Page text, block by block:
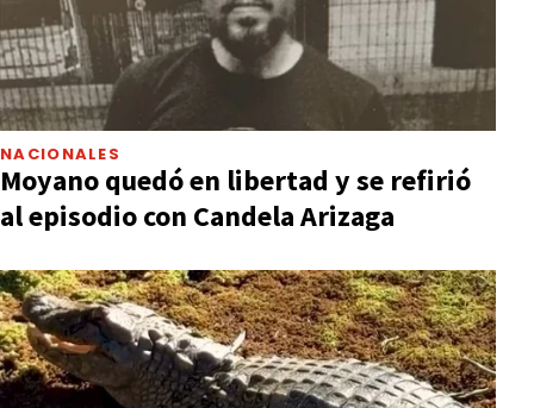
NACIONALES
Moyano quedó en libertad y se refirió
al episodio con Candela Arizaga